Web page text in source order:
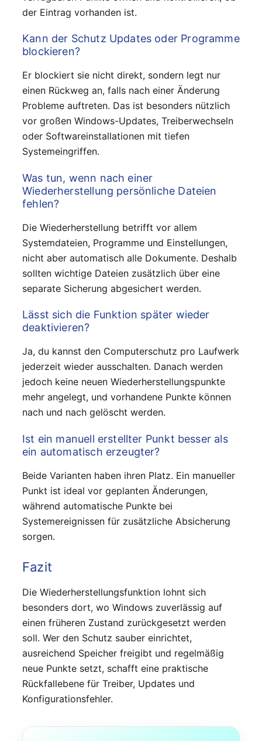
der Eintrag vorhanden ist.
Kann der Schutz Updates oder Programme
blockieren?
Er blockiert sie nicht direkt, sondern legt nur
einen Rückweg an, falls nach einer Änderung
Probleme auftreten. Das ist besonders nützlich
vor großen Windows-Updates, Treiberwechseln
oder Softwareinstallationen mit tiefen
Systemeingriffen.
Was tun, wenn nach einer
Wiederherstellung persönliche Dateien
fehlen?
Die Wiederherstellung betrifft vor allem
Systemdateien, Programme und Einstellungen,
nicht aber automatisch alle Dokumente. Deshalb
sollten wichtige Dateien zusätzlich über eine
separate Sicherung abgesichert werden.
Lässt sich die Funktion später wieder
deaktivieren?
Ja, du kannst den Computerschutz pro Laufwerk
jederzeit wieder ausschalten. Danach werden
jedoch keine neuen Wiederherstellungspunkte
mehr angelegt, und vorhandene Punkte können
nach und nach gelöscht werden.
Ist ein manuell erstellter Punkt besser als
ein automatisch erzeugter?
Beide Varianten haben ihren Platz. Ein manueller
Punkt ist ideal vor geplanten Änderungen,
während automatische Punkte bei
Systemereignissen für zusätzliche Absicherung
sorgen.
Fazit
Die Wiederherstellungsfunktion lohnt sich
besonders dort, wo Windows zuverlässig auf
einen früheren Zustand zurückgesetzt werden
soll. Wer den Schutz sauber einrichtet,
ausreichend Speicher freigibt und regelmäßig
neue Punkte setzt, schafft eine praktische
Rückfallebene für Treiber, Updates und
Konfigurationsfehler.